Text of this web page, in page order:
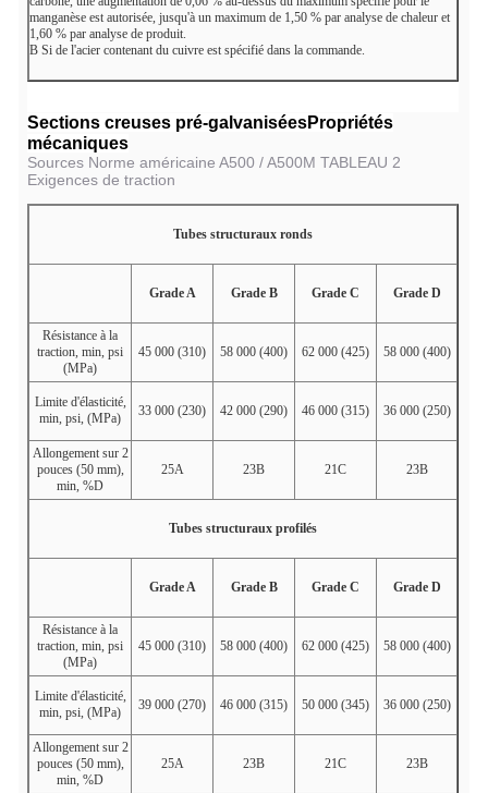
manganèse est autorisée, jusqu'à un maximum de 1,50 % par analyse de chaleur et
1,60 % par analyse de produit.
B Si de l'acier contenant du cuivre est spécifié dans la commande.
Sections creuses pré-galvaniséesPropriétés
mécaniques
Sources Norme américaine A500 / A500M TABLEAU 2
Exigences de traction
Tubes structuraux ronds
Grade A Grade B Grade C Grade D
Résistance à la
traction, min, psi
(MPa)
45 000 (310) 58 000 (400) 62 000 (425) 58 000 (400)
Limite d'élasticité,
min, psi, (MPa)
33 000 (230) 42 000 (290) 46 000 (315) 36 000 (250)
Allongement sur 2
pouces (50 mm),
min, %D
25A 23B 21C 23B
Tubes structuraux profilés
Grade A Grade B Grade C Grade D
Résistance à la
traction, min, psi
(MPa)
45 000 (310) 58 000 (400) 62 000 (425) 58 000 (400)
Limite d'élasticité,
min, psi, (MPa)
39 000 (270) 46 000 (315) 50 000 (345) 36 000 (250)
Allongement sur 2
pouces (50 mm),
min, %D
25A 23B 21C 23B